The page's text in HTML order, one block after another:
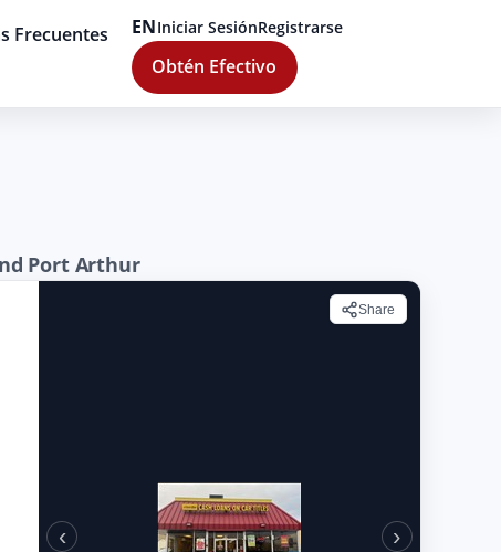
Frecuentes
ENIniciar SesiónRegistrarse
Obtén Efectivo
Port Arthur
Share
‹ ›